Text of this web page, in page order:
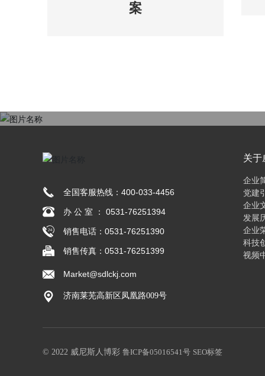
案
全国客服热线： 400-033-4456
办 公 室 ： 0531-76251394
销售电话： 0531-76251390
销售传真：0531-76251399
Market@sdlckj.com
济南莱芜高新区凤凰路009号
关于
企业
党建
企业
发展
企业
科技
视频
© 2022 威尼斯人博彩 鲁ICP备05016541号 SEO标签